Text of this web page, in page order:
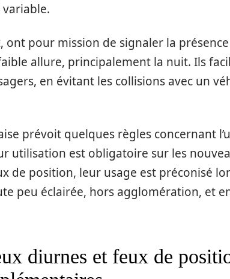
ont pour mission de signaler la présence
allure, principalement la nuit. Ils
en évitant les collisions avec un
prévoit quelques règles concernant
utilisation est obligatoire sur les
de position, leur usage est préconisé
peu éclairée, hors agglomération, et
diurnes et feux de